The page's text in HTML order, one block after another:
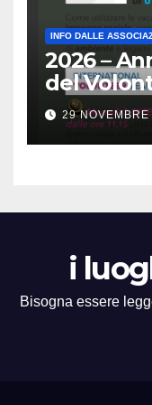
INFO DALLE
2026 –
del
29
i
Bisogna essere